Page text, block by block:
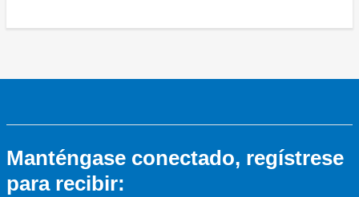
Manténgase conectado, regístrese
para recibir: